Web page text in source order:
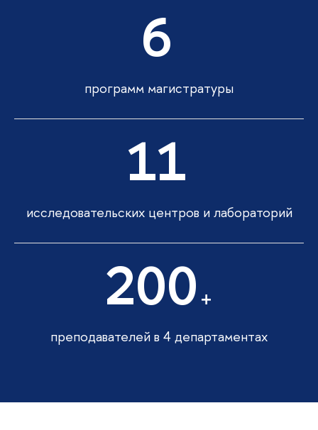
6
программ магистратуры
11
исследовательских центров и лабораторий
200 +
преподавателей в 4 департаментах